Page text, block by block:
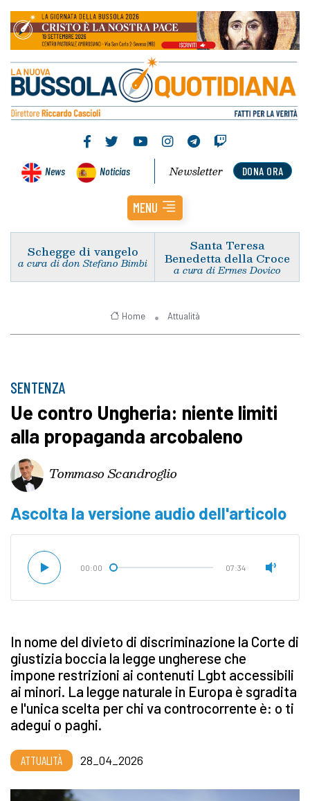
News Noticias DONA ORA
Newsletter
MENU
Schegge di vangelo
a cura di don Stefano Bimbi
Santa Teresa
Benedetta della Croce
a cura di Ermes Dovico
Home Attualità
SENTENZA
Ue contro Ungheria: niente limiti
alla propaganda arcobaleno
Tommaso Scandroglio
Ascolta la versione audio dell'articolo
00:00 07:34
In nome del divieto di discriminazione la Corte di
giustizia boccia la legge ungherese che
impone restrizioni ai contenuti Lgbt accessibili
ai minori. La legge naturale in Europa è sgradita
e l'unica scelta per chi va controcorrente è: o ti
adegui o paghi.
ATTUALITÀ 28_04_2026